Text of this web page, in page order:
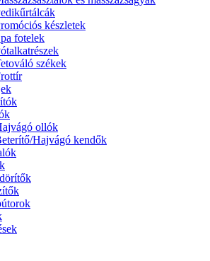
készletek
fotelek
székek
ollók
Hajvágó kendők